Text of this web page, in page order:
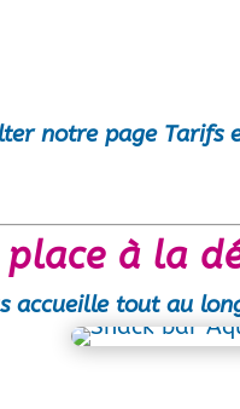
notre page Tarifs
à la
accueille tout au